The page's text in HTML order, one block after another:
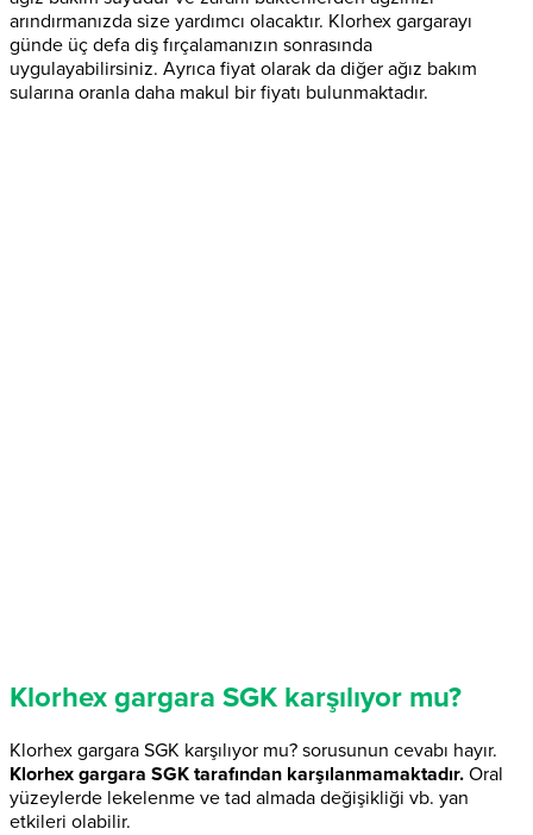
arındırmanızda size yardımcı olacaktır. Klorhex gargarayı
günde üç defa diş fırçalamanızın sonrasında
uygulayabilirsiniz. Ayrıca fiyat olarak da diğer ağız bakım
sularına oranla daha makul bir fiyatı bulunmaktadır.
Klorhex gargara SGK karşılıyor mu?
Klorhex gargara SGK karşılıyor mu? sorusunun cevabı hayır.
Klorhex gargara SGK tarafından karşılanmamaktadır. Oral
yüzeylerde lekelenme ve tad almada değişikliği vb. yan
etkileri olabilir.